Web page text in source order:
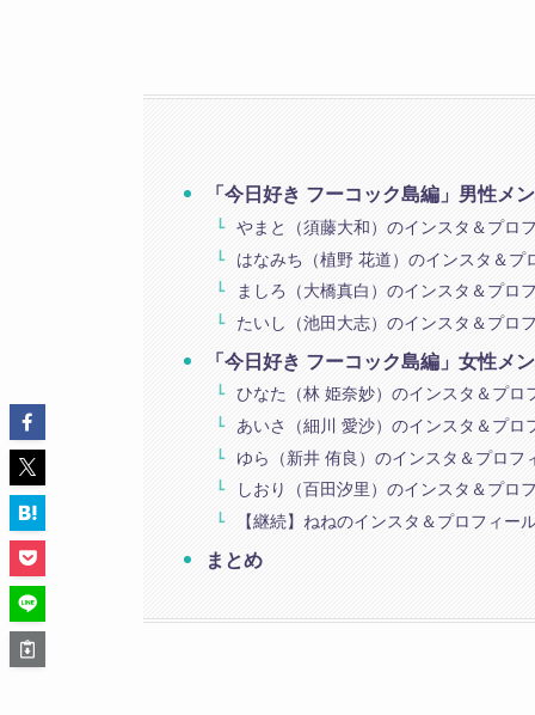
「今日好き フーコック島編」男性メ
やまと（須藤大和）のインスタ＆プロ
はなみち（植野 花道）のインスタ＆プ
ましろ（大橋真白）のインスタ＆プロ
たいし（池田大志）のインスタ＆プロ
「今日好き フーコック島編」女性メ
ひなた（林 姫奈妙）のインスタ＆プロ
あいさ（細川 愛沙）のインスタ＆プロ
ゆら（新井 侑良）のインスタ＆プロフ
しおり（百田汐里）のインスタ＆プロ
【継続】ねねのインスタ＆プロフィー
まとめ